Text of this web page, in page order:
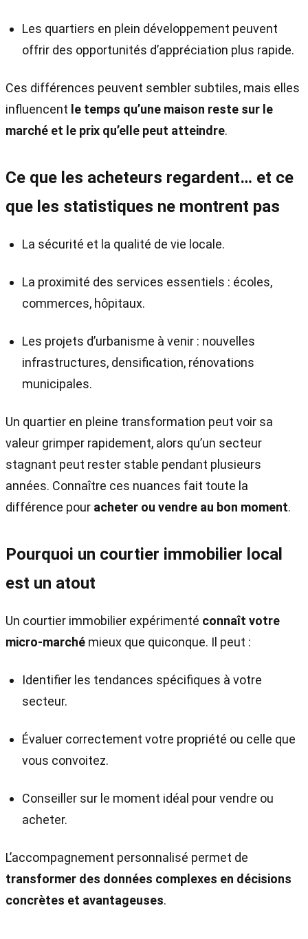
Les quartiers en plein développement peuvent
offrir des opportunités d’appréciation plus rapide.
Ces différences peuvent sembler subtiles, mais elles
influencent le temps qu’une maison reste sur le
marché et le prix qu’elle peut atteindre.
Ce que les acheteurs regardent… et ce
que les statistiques ne montrent pas
La sécurité et la qualité de vie locale.
La proximité des services essentiels : écoles,
commerces, hôpitaux.
Les projets d’urbanisme à venir : nouvelles
infrastructures, densification, rénovations
municipales.
Un quartier en pleine transformation peut voir sa
valeur grimper rapidement, alors qu’un secteur
stagnant peut rester stable pendant plusieurs
années. Connaître ces nuances fait toute la
différence pour acheter ou vendre au bon moment.
Pourquoi un courtier immobilier local
est un atout
Un courtier immobilier expérimenté connaît votre
micro-marché mieux que quiconque. Il peut :
Identifier les tendances spécifiques à votre
secteur.
Évaluer correctement votre propriété ou celle que
vous convoitez.
Conseiller sur le moment idéal pour vendre ou
acheter.
L’accompagnement personnalisé permet de
transformer des données complexes en décisions
concrètes et avantageuses.